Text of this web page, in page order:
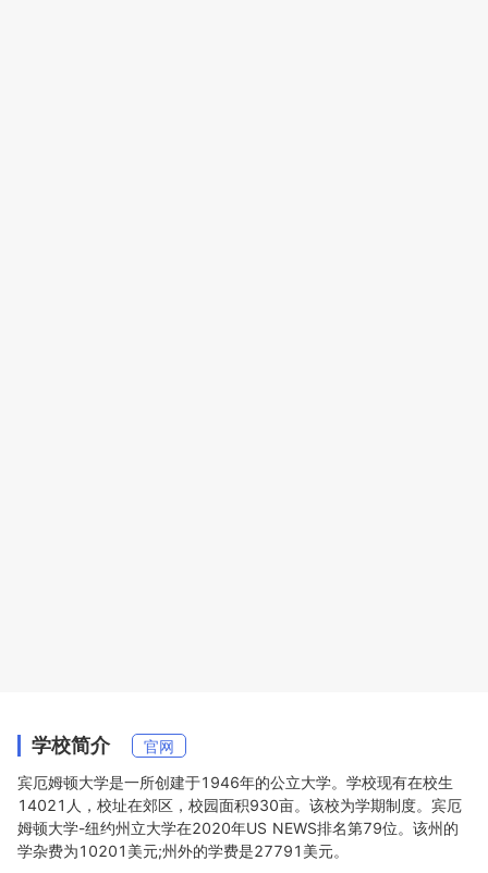
学校简介
官网
宾厄姆顿大学是一所创建于1946年的公立大学。学校现有在校生
14021人，校址在郊区，校园面积930亩。该校为学期制度。宾厄
姆顿大学-纽约州立大学在2020年US NEWS排名第79位。该州的
学杂费为10201美元;州外的学费是27791美元。